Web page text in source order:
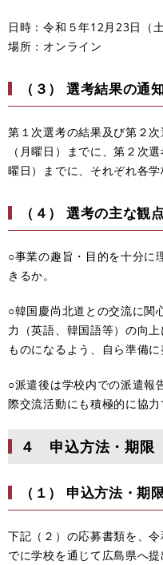
日時：令和５年12月23日（土
場所：オンライン
（３） 選考結果の通知
第１次選考の結果及び第２
（月曜日）までに、第２次
曜日）までに、それぞれ各学
（４） 選考の主な観点
○事業の趣旨・目的を十分に
きるか。
○韓国慶尚北道との交流に関
力（英語、韓国語等）の向
ものになるよう、自ら準備に
○派遣後は学校内での派遣報
際交流活動にも積極的に協力
４ 申込方法・期限
（１） 申込方法・期
下記（２）の応募書類を、
でに学校を通じて広島県へ提